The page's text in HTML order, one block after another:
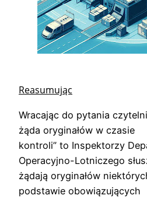
Reasumując
Wracając do pytania
żąda oryginałów w czasie
kontroli” to Inspektorzy
Operacyjno-Lotniczego
żądają oryginałów
podstawie obowiązujących